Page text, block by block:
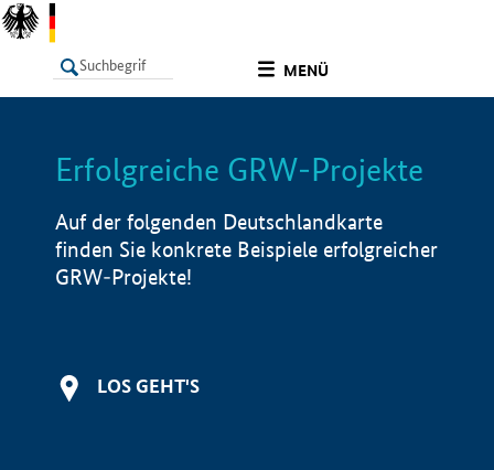
MENÜ
LISTE Info
Erfolgreiche GRW-Projekte
Auf der folgenden Deutschlandkarte
finden Sie konkrete Beispiele erfolgreicher
GRW-Projekte!
LOS GEHT'S